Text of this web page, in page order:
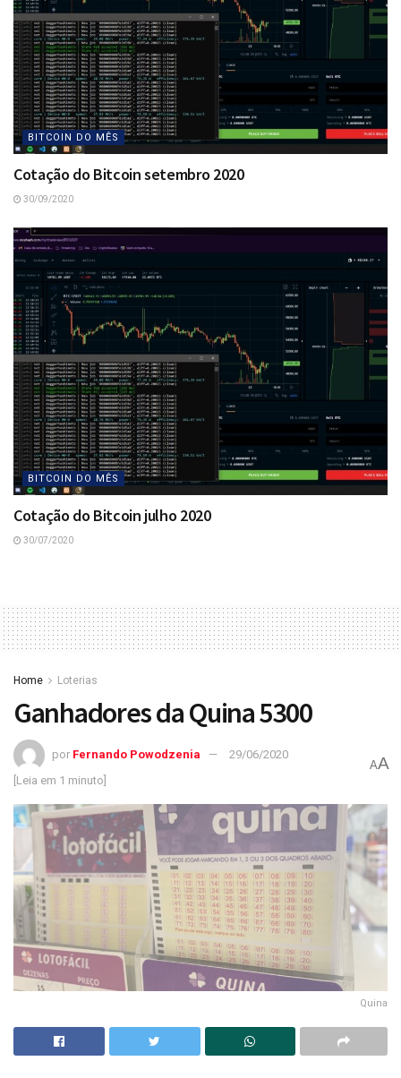
BITCOIN DO MÊS
Cotação do Bitcoin setembro 2020
30/09/2020
BITCOIN DO MÊS
Cotação do Bitcoin julho 2020
30/07/2020
Home Loterias
Ganhadores da Quina 5300
por Fernando Powodzenia
29/06/2020
[Leia em 1 minuto]
AA
Quina